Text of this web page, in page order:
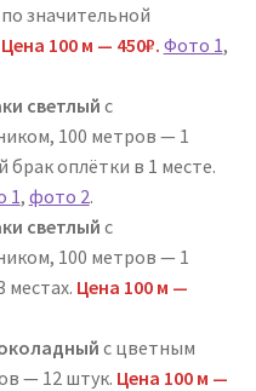
значительной
Цена 100 м — 450₽. Фото 1,
светлый с
100 метров — 1
оплётки в 1 месте.
1, фото 2.
светлый с
100 метров — 1
местах. Цена 100 м —
с цветным
— 12 штук. Цена 100 м —